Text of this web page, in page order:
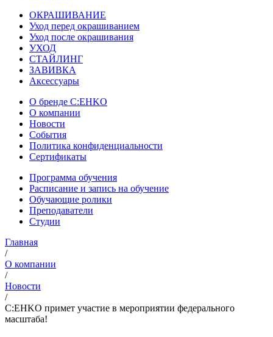
ОКРАШИВАНИЕ
Уход перед окрашиванием
Уход после окрашивания
УХОД
СТАЙЛИНГ
ЗАВИВКА
Аксессуары
О бренде C:EHKO
О компании
Новости
События
Политика конфиденциальности
Сертификаты
Программа обучения
Расписание и запись на обучение
Обучающие ролики
Преподаватели
Студии
Главная
/
О компании
/
Новости
/
C:EHKO примет участие в мероприятии федерального
масштаба!